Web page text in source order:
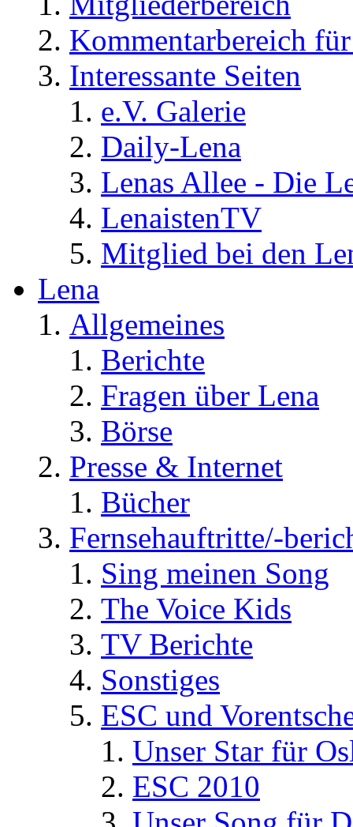
Kommentarbereich
Interessante Seiten
e.V. Galerie
Daily-Lena
Lenas Allee - Die
LenaistenTV
Mitglied bei den
Lena
Allgemeines
Berichte
Fragen über Lena
Börse
Presse & Internet
Bücher
Fernsehauftritte/-
Sing meinen Song
The Voice Kids
TV Berichte
Sonstiges
ESC und
Unser Star für
ESC 2010